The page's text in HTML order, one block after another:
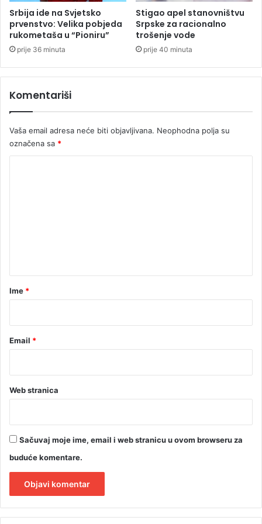
d
a
h
o
a
k
e
,
e
o
d
ć
e
t
t
i
Srbija ide na Svjetsko
prvenstvo: Velika pobjeda
rukometaša u “Pioniru”
prije 36 minuta
Stigao apel stanovništvu
Srpske za racionalno
trošenje vode
prije 40 minuta
Komentariši
Vaša email adresa neće biti objavljivana. Neophodna polja su
označena sa *
rIme *
Email *
Web stranica
Sačuvaj moje ime, email i web stranicu u ovom browseru za
buduće komentare.